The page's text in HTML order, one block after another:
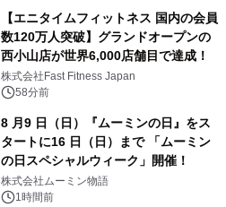
【エニタイムフィットネス 国内の会員
数120万人突破】グランドオープンの
西小山店が世界6,000店舗目で達成！
株式会社Fast Fitness Japan
58分前
8 月9 日（日）『ムーミンの日』をス
タートに16 日（日）まで 「ムーミン
の日スペシャルウィーク」開催！
株式会社ムーミン物語
1時間前